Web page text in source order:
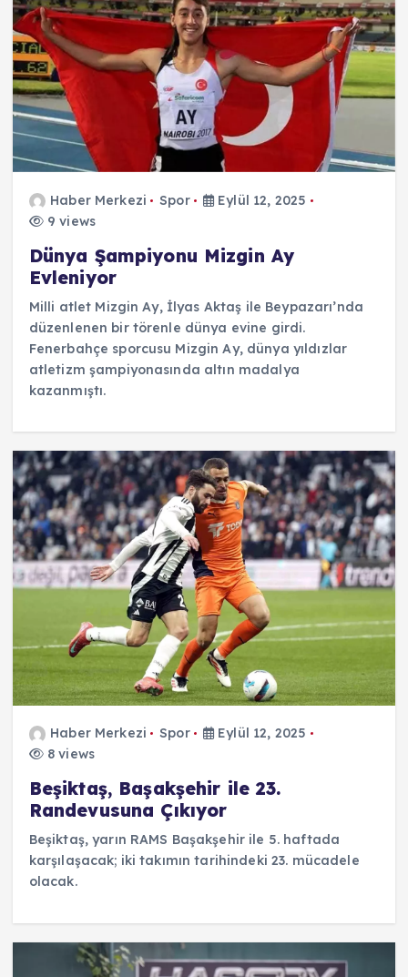
Haber Merkezi Spor
Eylül 12, 2025
9 views
Dünya Şampiyonu Mizgin Ay
Evleniyor
Milli atlet Mizgin Ay, İlyas Aktaş ile Beypazarı’nda
düzenlenen bir törenle dünya evine girdi.
Fenerbahçe sporcusu Mizgin Ay, dünya yıldızlar
atletizm şampiyonasında altın madalya
kazanmıştı.
Haber Merkezi Spor
Eylül 12, 2025
8 views
Beşiktaş, Başakşehir ile 23.
Randevusuna Çıkıyor
Beşiktaş, yarın RAMS Başakşehir ile 5. haftada
karşılaşacak; iki takımın tarihindeki 23. mücadele
olacak.